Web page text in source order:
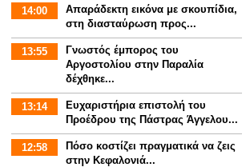
14:00
Απαράδεκτη εικόνα με σκουπίδια,
στη διασταύρωση προς...
13:55
Γνωστός έμπορος του
Αργοστολίου στην Παραλία
δέχθηκε...
13:14
Ευχαριστήρια επιστολή του
Προέδρου της Πάστρας Άγγελου...
12:58
Πόσο κοστίζει πραγματικά να ζεις
στην Κεφαλονιά...